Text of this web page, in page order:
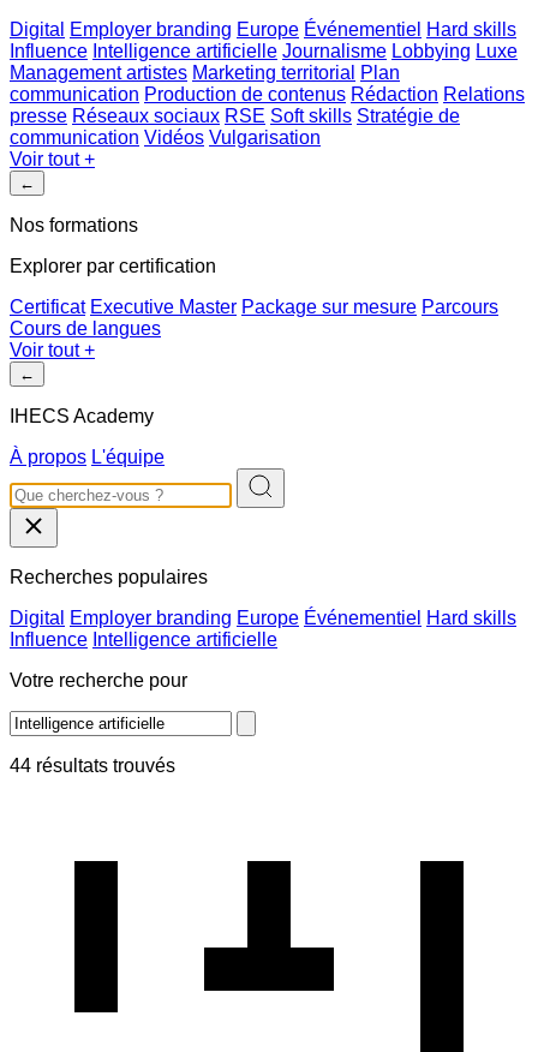
Digital
Employer branding Europe Événementiel Hard skills
Influence Intelligence artificielle Journalisme Lobbying Luxe
Management artistes Marketing territorial
Plan
communication Production de contenus Rédaction Relations
presse Réseaux sociaux RSE Soft skills Stratégie de
communication Vidéos Vulgarisation
Voir tout+
←
Nos formations
Explorer par certification
Certificat Executive Master Package sur mesure Parcours
Cours de langues
Voir tout+
←
IHECS Academy
À propos L'équipe
Recherches populaires
Digital
Employer branding Europe Événementiel Hard skills
Influence Intelligence artificielle
Votre recherche pour
44 résultats trouvés